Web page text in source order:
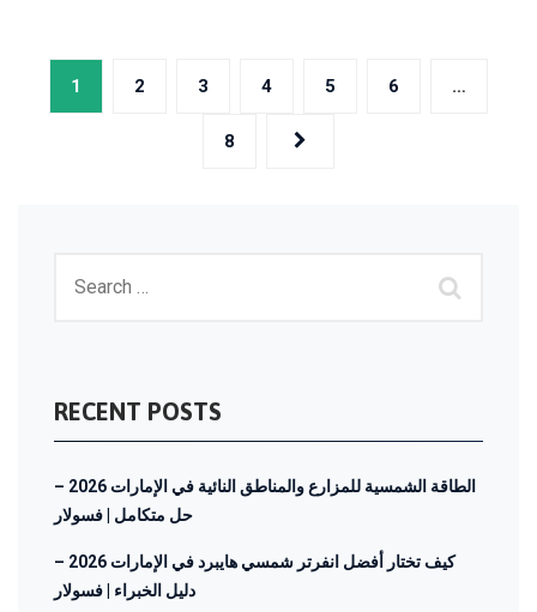
Posts
1 2 3 4 5 6 …
8
RECENT POSTS
الطاقة الشمسية للمزارع والمناطق النائية في الإمارات 2026 –
حل متكامل | فسولار
كيف تختار أفضل انفرتر شمسي هايبرد في الإمارات 2026 –
دليل الخبراء | فسولار